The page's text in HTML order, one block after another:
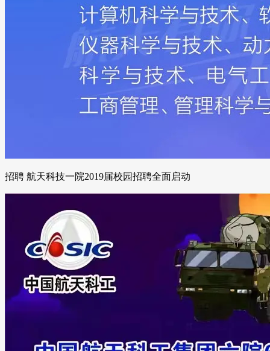
招聘 航天科技一院2019届校园招聘全面启动